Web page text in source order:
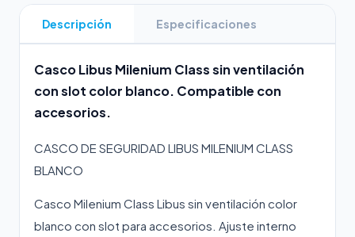
Descripción Especificaciones
Casco Libus Milenium Class sin ventilación
con slot color blanco. Compatible con
accesorios.
CASCO DE SEGURIDAD LIBUS MILENIUM CLASS
BLANCO
Casco Milenium Class Libus sin ventilación color
blanco con slot para accesorios. Ajuste interno